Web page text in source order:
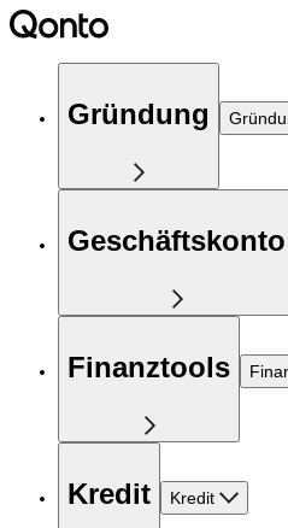
Gründung
Geschäftskonto
Finanztools
Kredit Kredit